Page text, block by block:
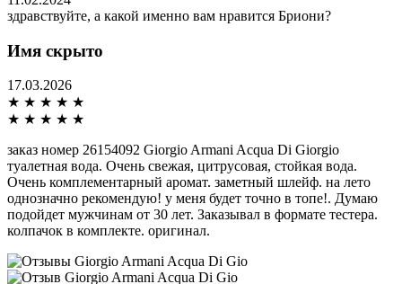
здравствуйте, а какой именно вам нравится Бриони?
Имя скрыто
17.03.2026
★ ★ ★ ★ ★
★ ★ ★ ★ ★
заказ номер 26154092 Giorgio Armani Acqua Di Giorgio
туалетная вода. Очень свежая, цитрусовая, стойкая вода.
Очень комплементарный аромат. заметный шлейф. на лето
однозначно рекомендую! у меня будет точно в топе!. Думаю
подойдет мужчинам от 30 лет. Заказывал в формате тестера.
колпачок в комплекте. оригинал.